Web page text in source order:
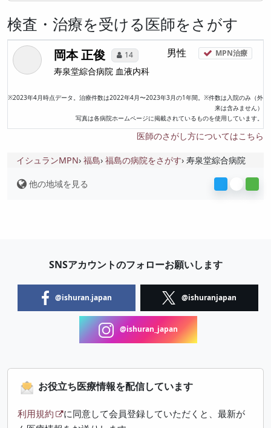
検査・治療を受ける医師をさがす
岡本 正俊 14
寿泉堂綜合病院 血液内科
男性 MPN治療
※2023年4月時点データ。治療件数は2022年4月〜2023年3月の1年間。※件数は入院のみ（外
来は含みません）
写真は各病院ホームページに掲載されているものを使用しています。
医師のさがし方についてはこちら
イシュランMPN 福島 福島の病院をさがす 寿泉堂綜合病院
他の地域を見る
SNSアカウントのフォローお願いします
@ishuran.japan @ishuranjapan
@ishuran_japan
お役立ち医療情報を配信しています
利用規約
に同意して会員登録していただくと、最新が